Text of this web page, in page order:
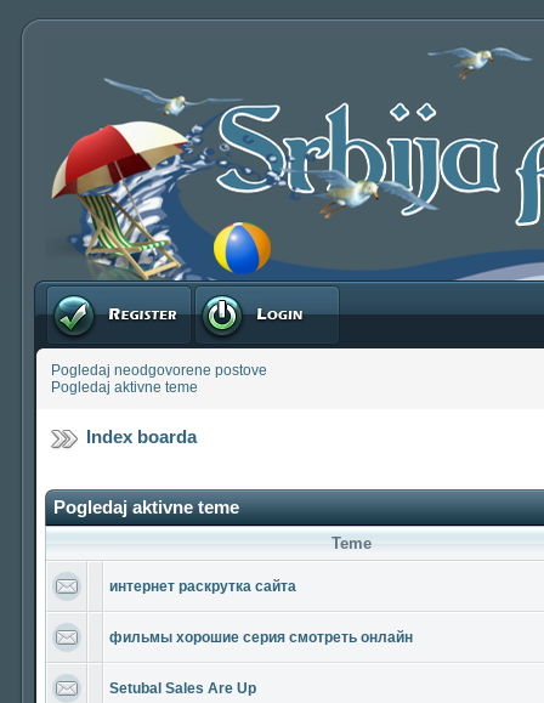
Registruj se Prijavite se
Pogledaj neodgovorene postove
Pogledaj aktivne teme
Index boarda
Pogledaj aktivne teme
Teme
интернет раскрутка сайта
фильмы хорошие серия смотреть онлайн
Setubal Sales Are Up